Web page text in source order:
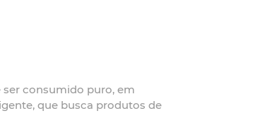
ser consumido puro, em
que busca produtos de